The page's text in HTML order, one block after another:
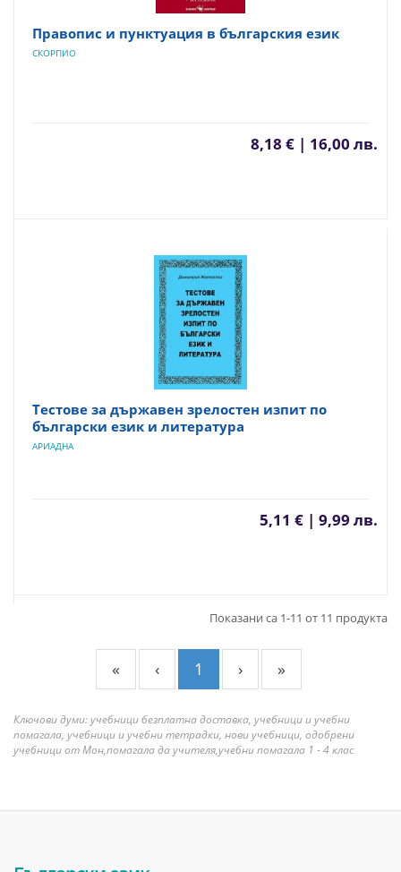
Правопис и пунктуация в българския език
СКОРПИО
8,18 € | 16,00 лв.
Тестове за държавен зрелостен изпит по
български език и литература
АРИАДНА
5,11 € | 9,99 лв.
Показани са 1-11 от 11 продукта
« ‹ 1 › »
Ключови думи: учебници безплатна доставка, учебници и учебни
помагала, учебници и учебни тетрадки, нови учебници, одобрени
учебници от Мон,помагала да учителя,учебни помагала 1 - 4 клас